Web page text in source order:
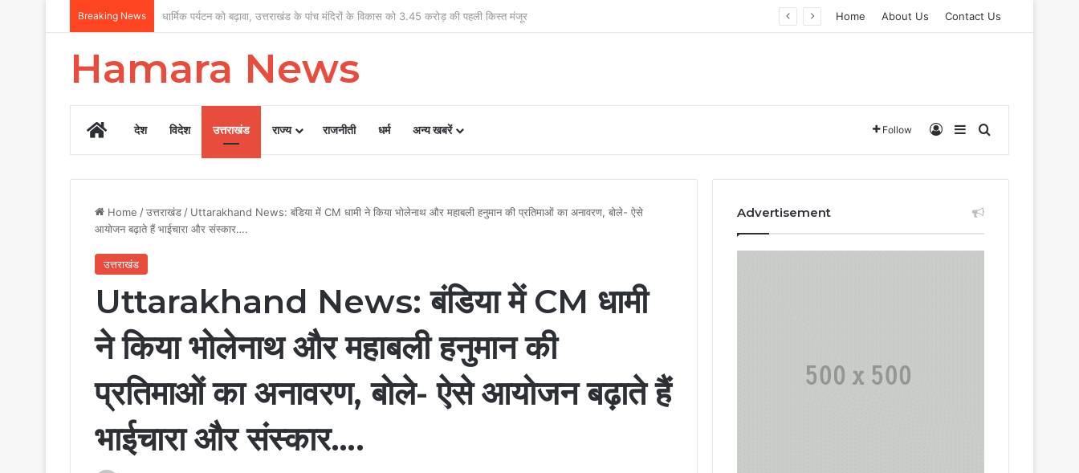
Breaking News पत्रकार कल्याण पर सरकार का फोकस, 12 वर्षों में 456 पत्रकारों को 19.41 करोड़ की सहायता Home About Us Contact Us
Hamara News
Homeदेश विदेश उत्तराखंड राज्य राजनीती धर्म अन्य खबरें Follow Log InSidebarSearch for
Home /उत्तराखंड / Uttarakhand News: बंडिया में CM धामी ने किया भोलेनाथ और महाबली हनुमान की प्रतिमाओं का अनावरण, बोले- ऐसे
आयोजन बढ़ाते हैं भाईचारा और संस्कार….
उत्तराखंड
Uttarakhand News: बंडिया में CM धामी
ने किया भोलेनाथ और महाबली हनुमान की
प्रतिमाओं का अनावरण, बोले- ऐसे आयोजन बढ़ाते हैं
भाईचारा और संस्कार….
Advertisement